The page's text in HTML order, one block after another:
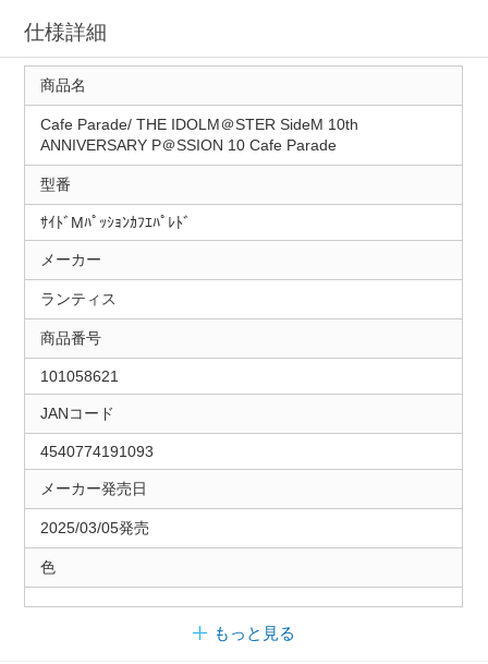
仕様詳細
商品名
Cafe Parade/ THE IDOLM＠STER SideM 10th
ANNIVERSARY P＠SSION 10 Cafe Parade
型番
ｻｲﾄﾞMﾊﾟｯｼｮﾝｶﾌｴﾊﾟﾚﾄﾞ
メーカー
ランティス
商品番号
101058621
JANコード
4540774191093
メーカー発売日
2025/03/05発売
色
もっと見る